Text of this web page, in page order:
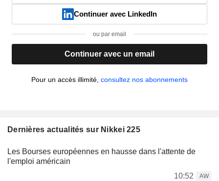
Continuer avec LinkedIn
ou par email
Continuer avec un email
Pour un accès illimité, consultez nos abonnements
Dernières actualités sur Nikkei 225
Les Bourses européennes en hausse dans l'attente de
l'emploi américain
10:52
AW